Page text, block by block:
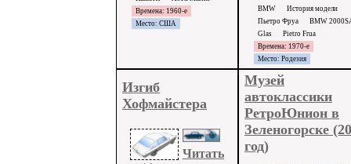
Времена: 1960-е
Место: США
BMW
История модели
Пьетро Фруа
BMW
Glas
Pietro Frua
Времена: 1970-е
Место: Родезия
Изгиб
Хофмайстера
Читать
Музей
автоклассики
РетроЮнион в
Зеленогорске
год)